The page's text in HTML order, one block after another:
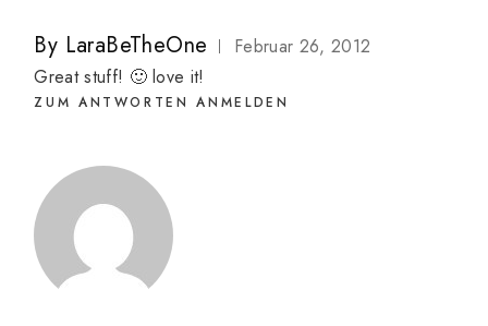
By LaraBeTheOne
Februar 26, 2012
Great stuff! 🙂 love it!
ZUM ANTWORTEN ANMELDEN